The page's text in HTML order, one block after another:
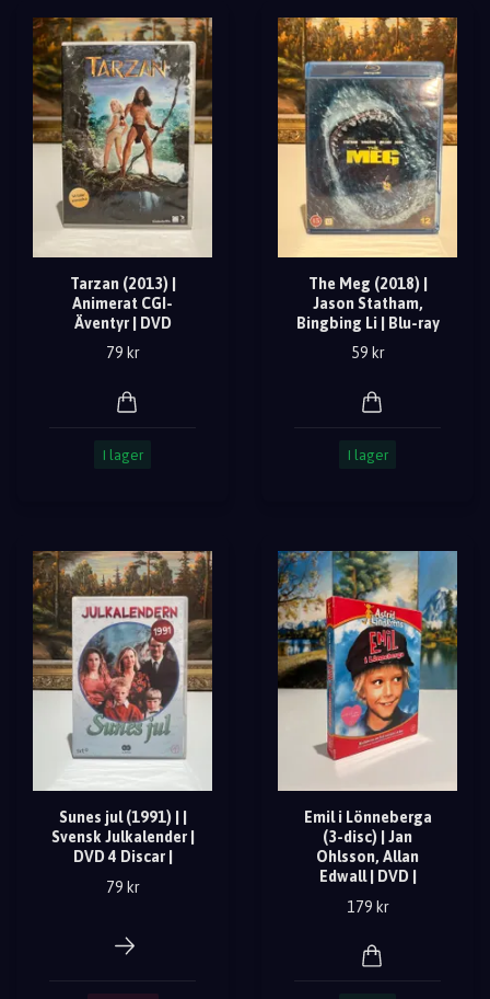
Tarzan (2013) |
Animerat CGI-
Äventyr | DVD
79 kr
I lager
The Meg (2018) |
Jason Statham,
Bingbing Li | Blu-ray
59 kr
I lager
Sunes jul (1991) | |
Svensk Julkalender |
DVD 4 Discar |
79 kr
Emil i Lönneberga
(3-disc) | Jan
Ohlsson, Allan
Edwall | DVD |
179 kr